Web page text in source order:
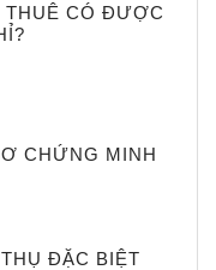
THUÊ CÓ ĐƯỢC
CHỨNG MINH
ĐẶC BIỆT